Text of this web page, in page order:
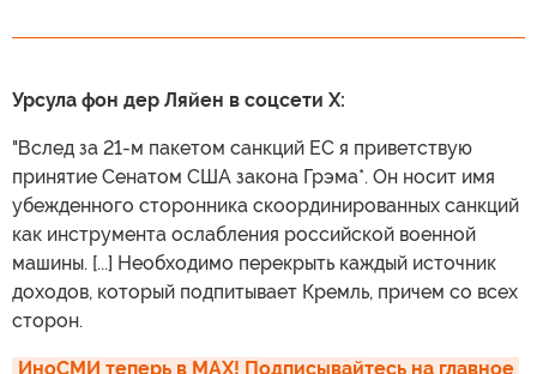
Урсула фон дер Ляйен в соцсети X:
"Вслед за 21-м пакетом санкций ЕС я приветствую
принятие Сенатом США закона Грэма*. Он носит имя
убежденного сторонника скоординированных санкций
как инструмента ослабления российской военной
машины. [...] Необходимо перекрыть каждый источник
доходов, который подпитывает Кремль, причем со всех
сторон.
ИноСМИ теперь в MAX! Подписывайтесь на главное